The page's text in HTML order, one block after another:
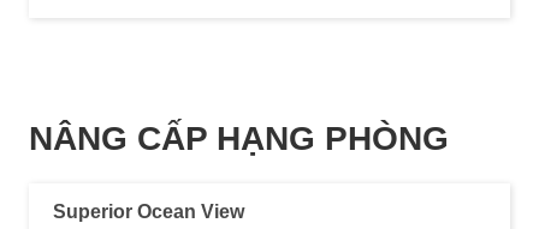
NÂNG CẤP HẠNG PHÒNG
Superior Ocean View